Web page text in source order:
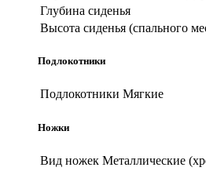
Глубина сиденья
Высота сиденья (спального
Подлокотники
Подлокотники Мягкие
Ножки
Вид ножек Металлические